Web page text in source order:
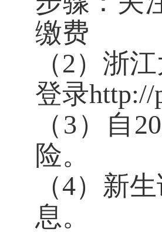
缴费
（2）浙
登录http://
（ 3）自
险。
（4）新
息。